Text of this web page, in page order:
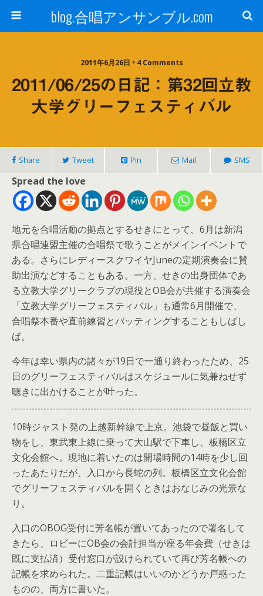
blog.合唱アンサンブル.com
2011年6月26日 • 4 Comments
2011/06/25の日記：第32回立教
大学グリーフェスティバル
Share Tweet Pin Mail SMS
Spread the love
地元を合唱活動の拠点とするせきにとって、6月は新潟
県合唱連盟主催の合唱祭で歌うことがメインイベントで
ある。さらにレディースクワイヤJuneの定期演奏会に賛
助出演などすることもある。一方、せきの出身団体であ
る立教大学グリークラブの現役とOB会が共催する演奏会
「立教大学グリーフェスティバル」も通常6月開催で、
合唱祭本番や直前練習とバッティングすることもしばし
ば。
今年は幸い県内の諸々が19日で一通り終わったため、25
日のグリーフェスティバルはスケジュールに気兼ねせず
聴きに出かけることが叶った。
10時ジャスト発の上越新幹線で上京。池袋で昼飯と買い
物をし、東武東上線に乗って大山駅で下車し、板橋区立
文化会館へ。現地に着いたのは開場時間の14時を少し回
ったあたりだが、入口から長蛇の列。板橋区立文化会館
でグリーフェスティバルを開くときはおなじみの光景な
り。
入口のOBOG受付に芳名帳が置いてあったので署名して
きたら、ロビーにOB会の会計担当が座る年会費（せきは
既に支払済）受付窓口が設けられていて再び芳名帳への
記帳を求められた。二重記帳はいいのかどうか戸惑った
ものの、両方に書いた。